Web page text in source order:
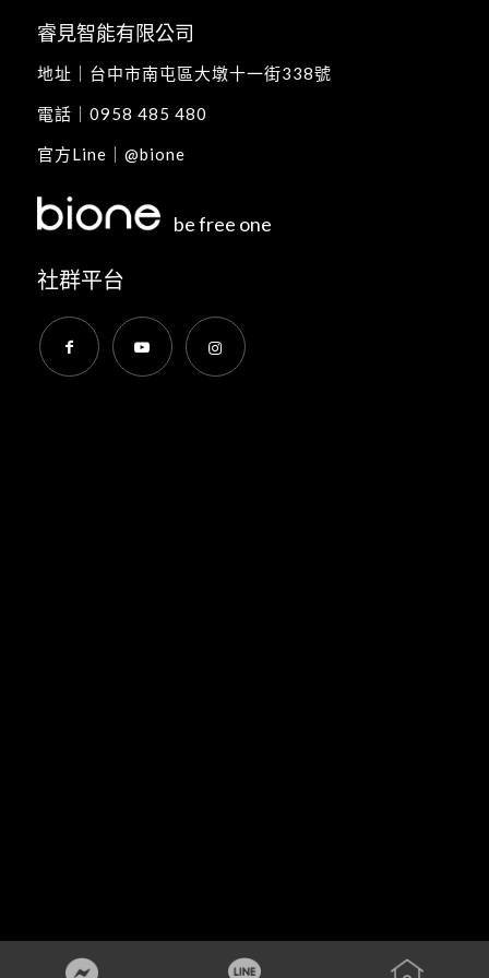
睿見智能有限公司
地址｜ 台中市南屯區大墩十一街338號
電話｜ 0958 485 480
官方Line｜ @bione
be free one
社群平台